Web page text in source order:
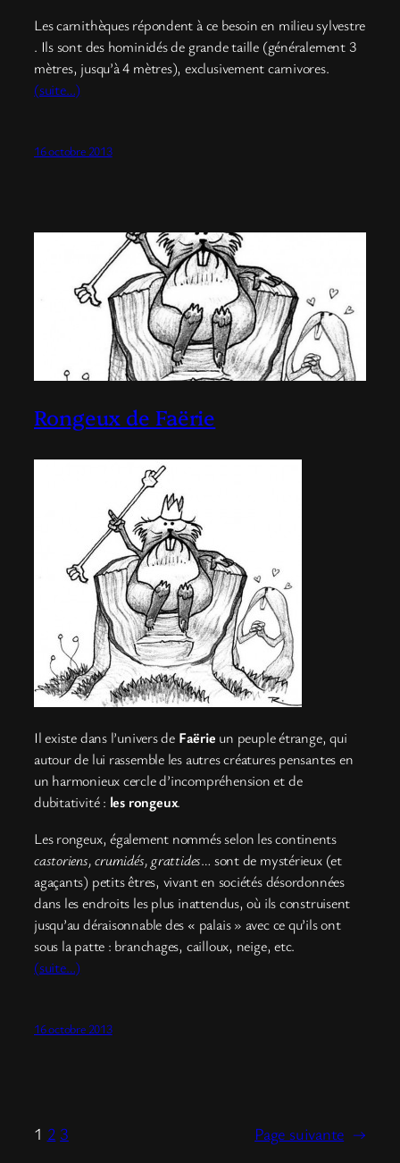
Les carnithèques répondent à ce besoin en milieu sylvestre
. Ils sont des hominidés de grande taille (généralement 3
mètres, jusqu’à 4 mètres), exclusivement carnivores.
(suite…)
16 octobre 2013
Rongeux de Faërie
Il existe dans l’univers de Faërie un peuple étrange, qui
autour de lui rassemble les autres créatures pensantes en
un harmonieux cercle d’incompréhension et de
dubitativité : les rongeux.
Les rongeux, également nommés selon les continents
castoriens, crumidés, grattides… sont de mystérieux (et
agaçants) petits êtres, vivant en sociétés désordonnées
dans les endroits les plus inattendus, où ils construisent
jusqu’au déraisonnable des « palais » avec ce qu’ils ont
sous la patte : branchages, cailloux, neige, etc.
(suite…)
16 octobre 2013
1 2 3 Page suivante →